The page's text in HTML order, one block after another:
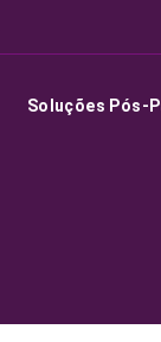
Soluções Pós-